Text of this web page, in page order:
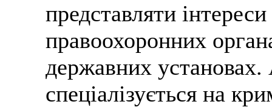
представляти
правоохоронних
державних
спеціалізується на